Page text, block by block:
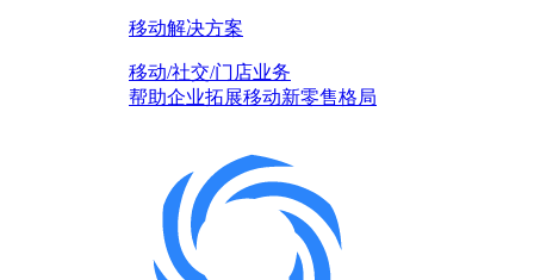
移动解决方案
移动/社交/门店业务
帮助企业拓展移动新零售格局